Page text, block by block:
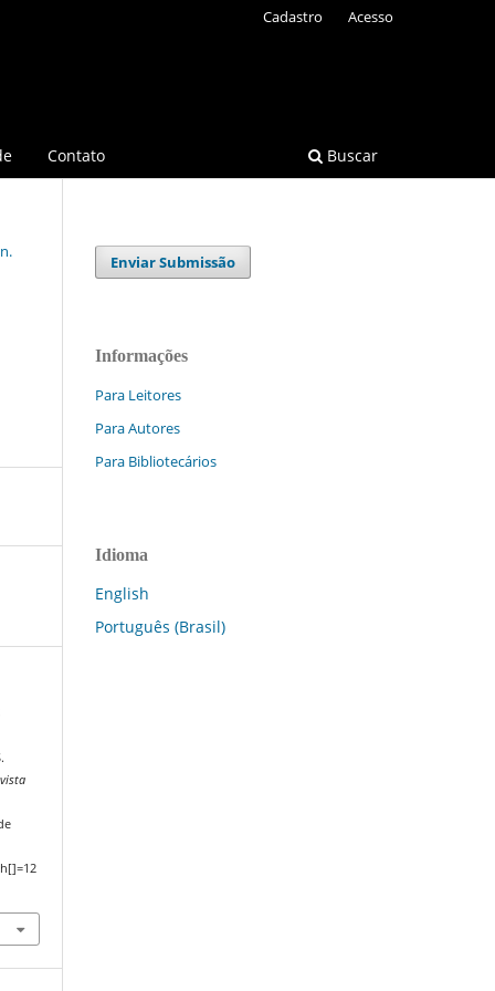
Contato Buscar
Cadastro Acesso
Enviar Submissão
Informações
Para Leitores
Para Autores
Para Bibliotecários
Idioma
English
Português (Brasil)